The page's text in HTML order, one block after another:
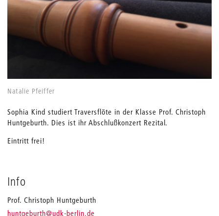
Natalie Pfeiffer
Sophia Kind studiert Traversflöte in der Klasse Prof. Christoph
Huntgeburth. Dies ist ihr Abschlußkonzert Rezital.
Eintritt frei!
Info
Prof. Christoph Huntgeburth
huntgeburth_
@udk-berlin.de